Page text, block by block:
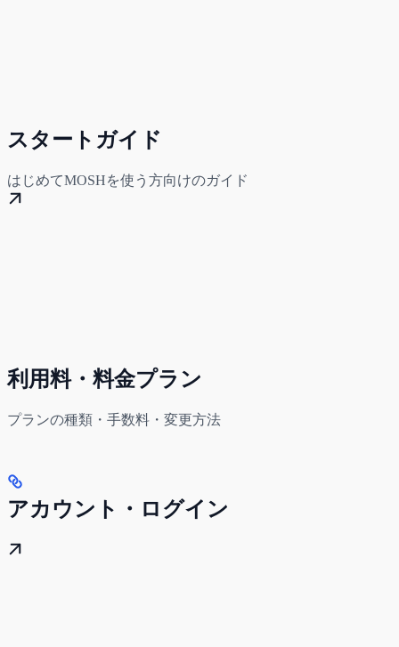
スタートガイド
はじめてMOSHを使う方向けのガイド
利用料・料金プラン
プランの種類・手数料・変更方法
アカウント・ログイン